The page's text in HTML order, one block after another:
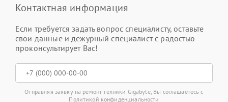
Контактная информация
Если требуется задать вопрос специалисту, оставьте
свои данные и дежурный специалист с радостью
проконсультирует Вас!
Отправляя заявку на ремонт техники Gigabyte, Вы соглашаетесь с
Политикой конфиденциальности